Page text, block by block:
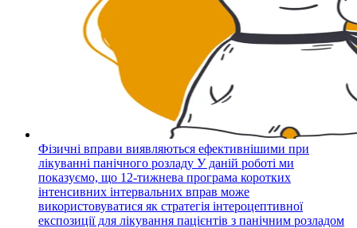
Фізичні вправи виявляються ефективнішими при
лікуванні панічного розладу У даній роботі ми
показуємо, що 12-тижнева програма коротких
інтенсивних інтервальних вправ може
використовуватися як стратегія інтероцептивної
експозиції для лікування пацієнтів з панічним розладом